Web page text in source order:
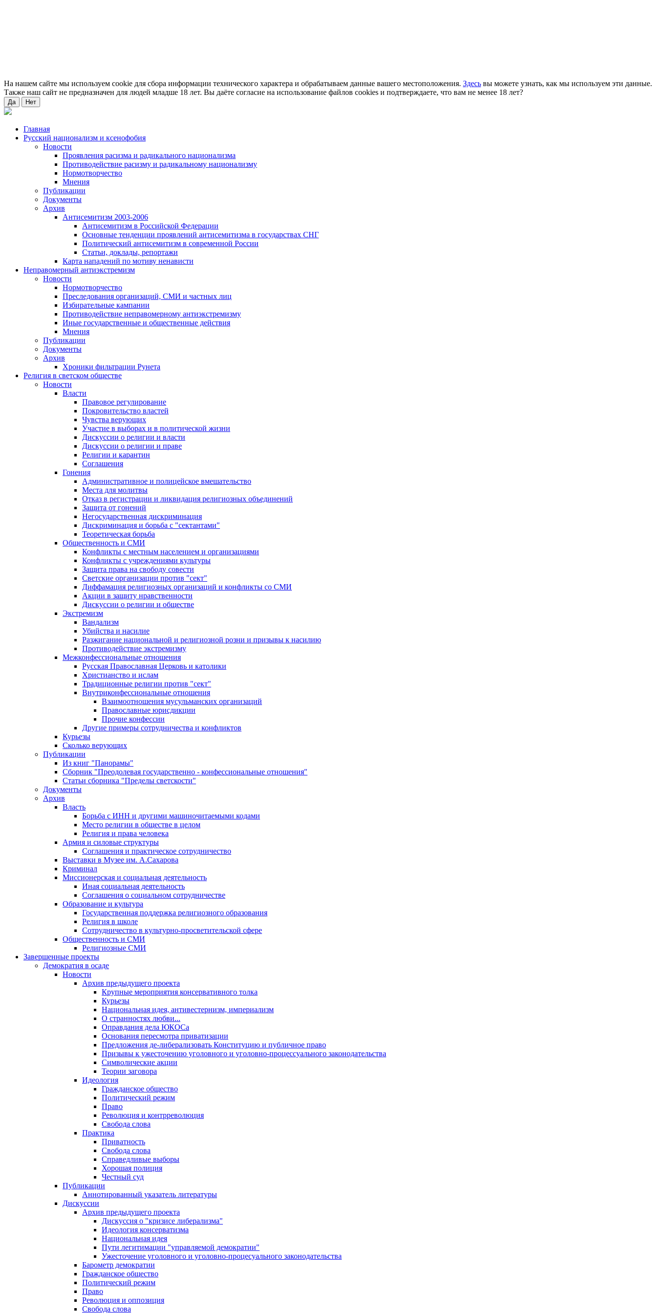
На нашем сайте мы используем cookie для сбора информации технического характера и обрабатываем данные вашего местоположения. Здесь вы можете узнать, как мы используем эти данные.
Также наш сайт не предназначен для людей младше 18 лет. Вы даёте согласие на использование файлов cookies и подтверждаете, что вам не менее 18 лет?
Да Нет
Главная
Русский национализм и ксенофобия
Новости
Проявления расизма и радикального национализма
Противодействие расизму и радикальному национализму
Нормотворчество
Мнения
Публикации
Документы
Архив
Антисемитизм 2003-2006
Антисемитизм в Российской Федерации
Основные тенденции проявлений антисемитизма в государствах СНГ
Политический антисемитизм в современной России
Статьи, доклады, репортажи
Карта нападений по мотиву ненависти
Неправомерный антиэкстремизм
Новости
Нормотворчество
Преследования организаций, СМИ и частных лиц
Избирательные кампании
Противодействие неправомерному антиэкстремизму
Иные государственные и общественные действия
Мнения
Публикации
Документы
Архив
Хроники фильтрации Рунета
Религия в светском обществе
Новости
Власти
Правовое регулирование
Покровительство властей
Чувства верующих
Участие в выборах и в политической жизни
Дискуссии о религии и власти
Дискуссии о религии и праве
Религии и карантин
Соглашения
Гонения
Административное и полицейское вмешательство
Места для молитвы
Отказ в регистрации и ликвидация религиозных объединений
Защита от гонений
Негосударственная дискриминация
Дискриминация и борьба с "сектантами"
Теоретическая борьба
Общественность и СМИ
Конфликты с местным населением и организациями
Конфликты с учреждениями культуры
Защита права на свободу совести
Светские организации против "сект"
Диффамация религиозных организаций и конфликты со СМИ
Акции в защиту нравственности
Дискуссии о религии и обществе
Экстремизм
Вандализм
Убийства и насилие
Разжигание национальной и религиозной розни и призывы к насилию
Противодействие экстремизму
Межконфессиональные отношения
Русская Православная Церковь и католики
Христианство и ислам
Традиционные религии против "сект"
Внутриконфессиональные отношения
Взаимоотношения мусульманских организаций
Православные юрисдикции
Прочие конфессии
Другие примеры сотрудничества и конфликтов
Курьезы
Сколько верующих
Публикации
Из книг "Панорамы"
Сборник "Преодолевая государственно - конфессиональные отношения"
Статьи сборника "Пределы светскости"
Документы
Архив
Власть
Борьба с ИНН и другими машиночитаемыми кодами
Место религии в обществе в целом
Религия и права человека
Армия и силовые структуры
Соглашения и практическое сотрудничество
Выставки в Музее им. А.Сахарова
Криминал
Миссионерская и социальная деятельность
Иная социальная деятельность
Соглашения о социальном сотрудничестве
Образование и культура
Государственная поддержка религиозного образования
Религия в школе
Сотрудничество в культурно-просветительской сфере
Общественность и СМИ
Религиозные СМИ
Завершенные проекты
Демократия в осаде
Новости
Архив предыдущего проекта
Крупные мероприятия консервативного толка
Курьезы
Национальная идея, антивестернизм, империализм
О странностях любви...
Оправдания дела ЮКОСа
Основания пересмотра приватизации
Предложения де-либерализовать Конституцию и публичное право
Призывы к ужесточению уголовного и уголовно-процессуального законодательства
Символические акции
Теории заговора
Идеология
Гражданское общество
Политический режим
Право
Революция и контрреволюция
Свобода слова
Практика
Приватность
Свобода слова
Справедливые выборы
Хорошая полиция
Честный суд
Публикации
Аннотированный указатель литературы
Дискуссии
Архив предыдущего проекта
Дискуссия о "кризисе либерализма"
Идеология консерватизма
Национальная идея
Пути легитимации "управляемой демократии"
Ужесточение уголовного и уголовно-процесуального законодательства
Барометр демократии
Гражданское общество
Политический режим
Право
Революция и оппозиция
Свобода слова